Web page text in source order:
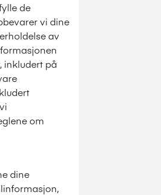
de
vi dine
av
inkludert på
om
dine